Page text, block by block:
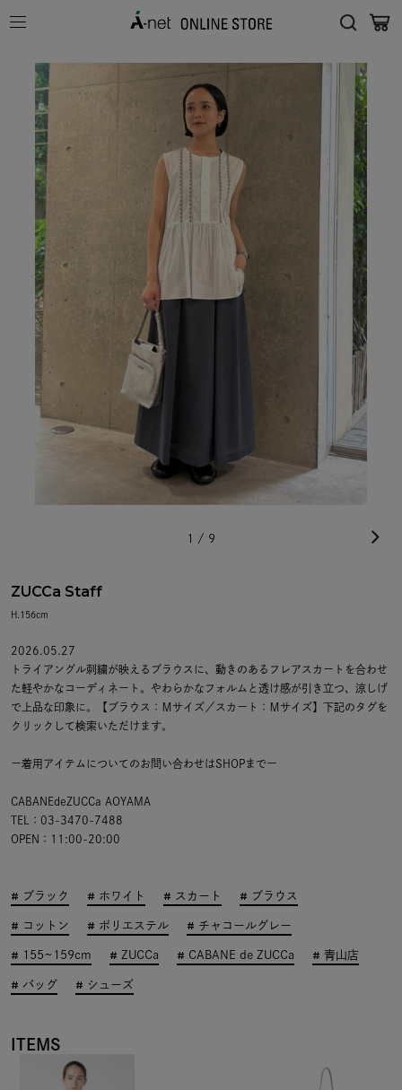
1 / 9
ZUCCa Staff
H.156cm
2026.05.27
トライアングル刺繍が映えるブラウスに、動きのあるフレアスカートを合わせ
た軽やかなコーディネート。やわらかなフォルムと透け感が引き立つ、涼しげ
で上品な印象に。【ブラウス：Ｍサイズ／スカート：Ｍサイズ】下記のタグを
クリックして検索いただけます。
ー着用アイテムについてのお問い合わせはSHOPまでー
CABANEdeZUCCa AOYAMA
TEL：03-3470-7488
OPEN：11:00-20:00
ブラック ホワイト スカート ブラウス
コットン ポリエステル チャコールグレー
155~159cm ZUCCa CABANE de ZUCCa 青山店
バッグ シューズ
ITEMS